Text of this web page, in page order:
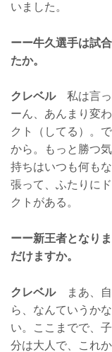
いました。
ーー牛久選手は試
たか。
クレベル私は言っ
ーん、あんまり変
クト（してる）。
から。もっと勝つ
持ちはいつも何も
張って、ふたりに
クトがある。
ーー新王者となり
だけますか。
クレベルまあ、自
ら、なんていうか
い。ここまでで、
分は大人で、これ